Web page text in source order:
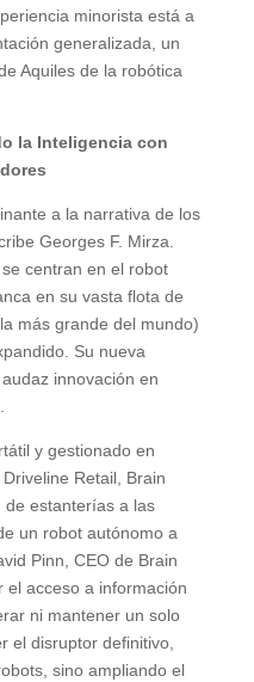
minorista está a
generalizada, un
Aquiles de la robótica
la Inteligencia con
a la narrativa de los
Georges F. Mirza.
centran en el robot
en su vasta flota de
más grande del mundo)
Su nueva
innovación en
y gestionado en
Retail, Brain
de estanterías a las
un robot autónomo a
Pinn, CEO de Brain
el acceso a información
ni mantener un solo
el disruptor definitivo,
sino ampliando el